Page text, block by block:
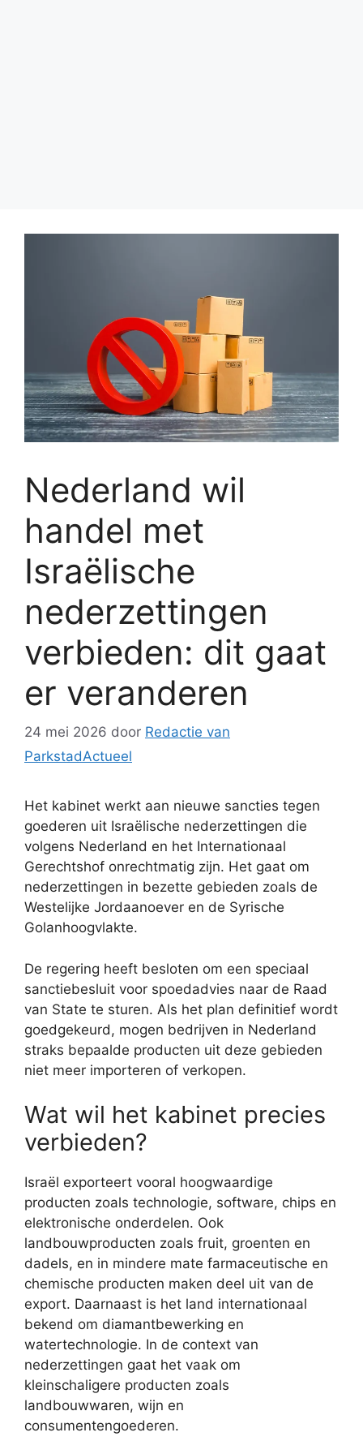
Nederland wil
handel met
Israëlische
nederzettingen
verbieden: dit gaat
er veranderen
24 mei 2026 door Redactie van
ParkstadActueel
Het kabinet werkt aan nieuwe sancties tegen
goederen uit Israëlische nederzettingen die
volgens Nederland en het Internationaal
Gerechtshof onrechtmatig zijn. Het gaat om
nederzettingen in bezette gebieden zoals de
Westelijke Jordaanoever en de Syrische
Golanhoogvlakte.
De regering heeft besloten om een speciaal
sanctiebesluit voor spoedadvies naar de Raad
van State te sturen. Als het plan definitief wordt
goedgekeurd, mogen bedrijven in Nederland
straks bepaalde producten uit deze gebieden
niet meer importeren of verkopen.
Wat wil het kabinet precies
verbieden?
Israël exporteert vooral hoogwaardige
producten zoals technologie, software, chips en
elektronische onderdelen. Ook
landbouwproducten zoals fruit, groenten en
dadels, en in mindere mate farmaceutische en
chemische producten maken deel uit van de
export. Daarnaast is het land internationaal
bekend om diamantbewerking en
watertechnologie. In de context van
nederzettingen gaat het vaak om
kleinschaligere producten zoals
landbouwwaren, wijn en
consumentengoederen.